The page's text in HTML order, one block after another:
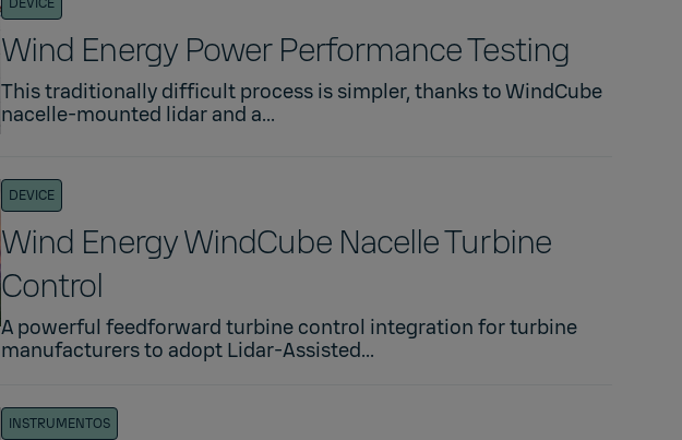
Wind Energy Power Performance Testing
This traditionally difficult process is simpler, thanks to WindCube
nacelle-mounted lidar and a...
DEVICE
Wind Energy WindCube Nacelle Turbine
Control
A powerful feedforward turbine control integration for turbine
manufacturers to adopt Lidar-Assisted...
INSTRUMENTOS